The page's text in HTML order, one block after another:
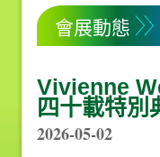
會展動態
Vivienne
四十載特別
2026-05-02